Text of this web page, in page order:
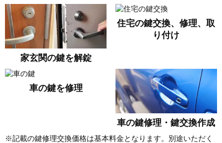
家玄関の鍵を解錠
住宅の鍵交換、修理、取
り付け
車の鍵を修理
車の鍵修理・鍵交換作成
※記載の鍵修理交換価格は基本料金となります。別途いただく